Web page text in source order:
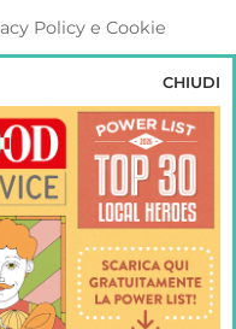
Policy e Cookie
VENDING
S.r.l. - Tutti i diritti di
CHIUDI